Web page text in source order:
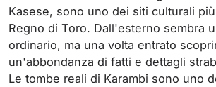
Kasese, sono uno dei siti culturali
Regno di Toro. Dall'esterno sembra
ordinario, ma una volta entrato
un'abbondanza di fatti e dettagli
Le tombe reali di Karambi sono uno